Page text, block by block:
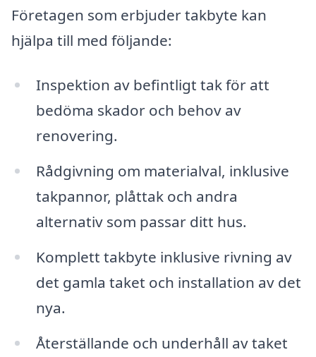
Företagen som erbjuder takbyte kan
hjälpa till med följande:
Inspektion av befintligt tak för att
bedöma skador och behov av
renovering.
Rådgivning om materialval, inklusive
takpannor, plåttak och andra
alternativ som passar ditt hus.
Komplett takbyte inklusive rivning av
det gamla taket och installation av det
nya.
Återställande och underhåll av taket